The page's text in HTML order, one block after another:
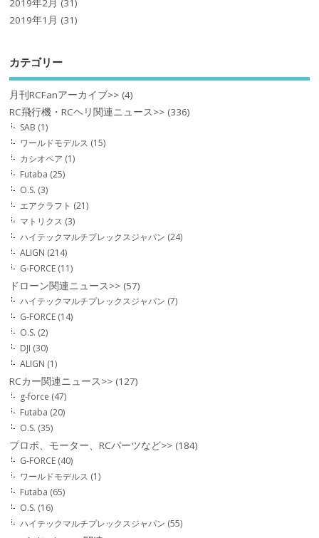
2019年2月 (31)
2019年1月 (31)
カテゴリー
月刊RCFanアーカイブ>> (4)
RC飛行機・RCヘリ関連ニュース>> (336)
SAB (1)
ワールドモデルス (15)
カシオペア (1)
Futaba (25)
O.S. (3)
エアクラフト (21)
マトリクス (3)
ハイテックマルチプレックスジャパン (24)
ALIGN (214)
G-FORCE (11)
ドローン関連ニュース>> (57)
ハイテックマルチプレックスジャパン (7)
G-FORCE (14)
O.S. (2)
DJI (30)
ALIGN (1)
RCカー関連ニュース>> (127)
g-force (47)
Futaba (20)
O.S. (35)
プロポ、モーター、RCパーツなど>> (184)
G-FORCE (40)
ワールドモデルス (1)
Futaba (65)
O.S. (16)
ハイテックマルチプレックスジャパン (55)